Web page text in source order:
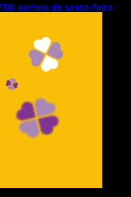
sorteio de sexta-feira